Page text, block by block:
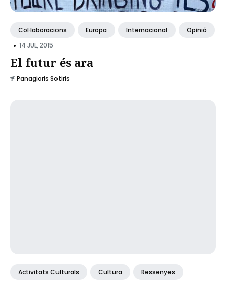
Col·laboracions Europa Internacional Opinió
• 14 JUL, 2015
El futur és ara
Panagioris Sotiris
Activitats Culturals Cultura Ressenyes